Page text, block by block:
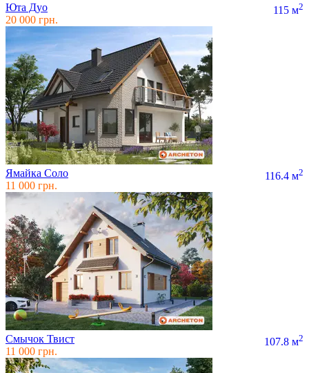
Юта Дуо 115 м2
20 000 грн.
Ямайка Соло 116.4 м2
11 000 грн.
Смычок Твист 107.8 м2
11 000 грн.